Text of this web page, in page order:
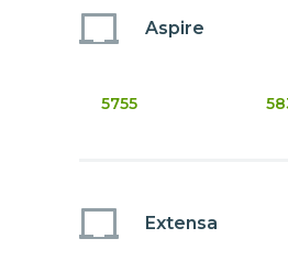
Aspire
5755
Extensa